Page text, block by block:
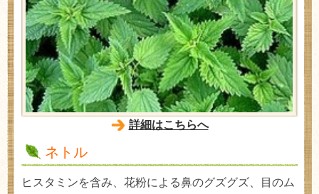
詳細はこちらへ
ネトル
ヒスタミンを含み、花粉による鼻のグズグズ、目のム